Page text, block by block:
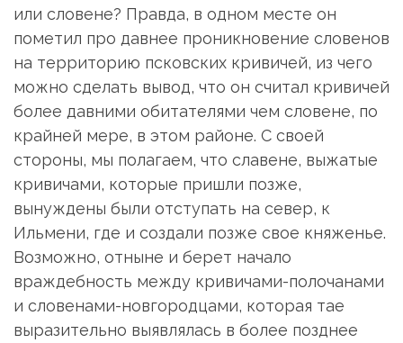
или словене? Правда, в одном месте он
пометил про давнее проникновение словенов
на территорию псковских кривичей, из чего
можно сделать вывод, что он считал кривичей
более давними обитателями чем словене, по
крайней мере, в этом районе. С своей
стороны, мы полагаем, что славене, выжатые
кривичами, которые пришли позже,
вынуждены были отступать на север, к
Ильмени, где и создали позже свое княженье.
Возможно, отныне и берет начало
враждебность между кривичами-полочанами
и словенами-новгородцами, которая тае
выразительно выявлялась в более позднее